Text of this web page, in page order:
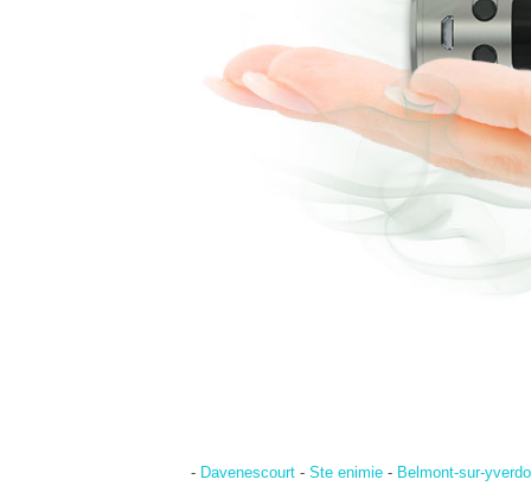
- Davenescourt - Ste enimie - Belmont-sur-